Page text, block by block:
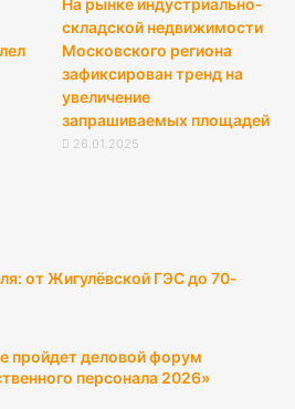
На рынке индустриально-
складской недвижимости
Московского региона
зафиксирован тренд на
увеличение
запрашиваемых площадей
26.01.2025
от Жигулёвской ГЭС до 70-
пройдет деловой форум
персонала 2026»